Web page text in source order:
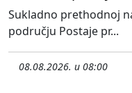
Sukladno prethodnoj
području Postaje pr...
08.08.2026. u 08:00